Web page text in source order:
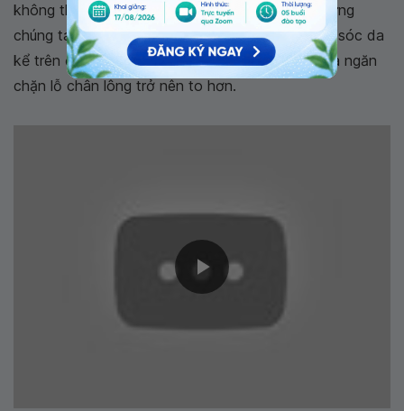
không thể loại bỏ hoàn toàn lỗ chân lông to nhưng
chúng ta có thể áp dụng những biện pháp chăm sóc da
kể trên để khắc phục phần nào tình trạng này và ngăn
chặn lỗ chân lông trở nên to hơn.